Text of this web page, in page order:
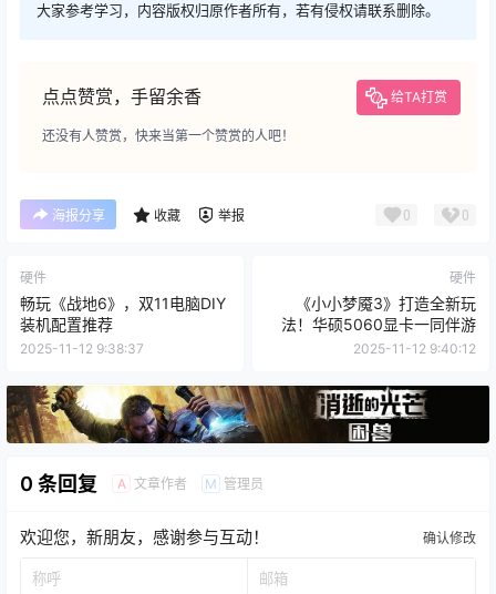
大家参考学习，内容版权归原作者所有，若有侵权请联系删除。
点点赞赏，手留余香 给TA打赏
还没有人赞赏，快来当第一个赞赏的人吧！
海报分享 收藏 举报 0 0
硬件
畅玩《战地6》，双11电脑DIY
装机配置推荐
2025-11-12 9:38:37
硬件
《小小梦魇3》打造全新玩
法！华硕5060显卡一同伴游
2025-11-12 9:40:12
0 条回复 A 文章作者 M 管理员
欢迎您，新朋友，感谢参与互动！ 确认修改